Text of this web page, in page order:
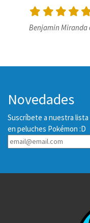
Benjamin Miranda
Novedades
Suscríbete a nuestra
en peluches Pokémon :D